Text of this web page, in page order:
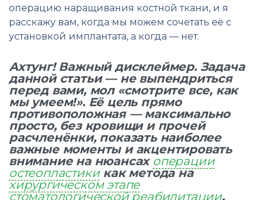
операцию наращивания костной ткани, и я
расскажу вам, когда мы можем сочетать её с
установкой имплантата, а когда — нет.
Ахтунг! Важный дисклеймер. Задача
данной статьи — не выпендриться
перед вами, мол «смотрите все, как
мы умеем!». Её цель прямо
противоположная — максимально
просто, без кровищи и прочей
расчленёнки, показать наиболее
важные моменты и акцентировать
внимание на нюансах операции
остеопластикикак метода на
хирургическом этапе
стоматологической реабилитации.